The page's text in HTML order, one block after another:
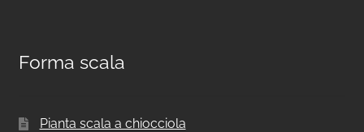
Forma scala
Pianta scala a chiocciola